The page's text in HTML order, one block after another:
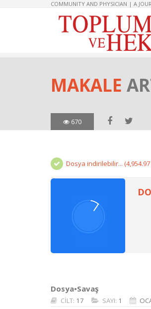
COMMUNITY AND PHYSICIAN | A
MAKALE
670
Dosya indirilebilir... (4,954.97
Dosya•Savaş
CİLT: 17 SAYI: 1